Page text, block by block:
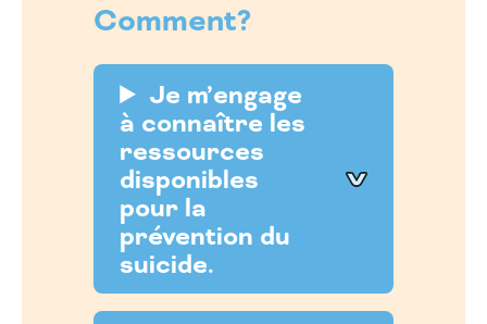
Comment?
Je m’engage
à connaître les
ressources
disponibles
pour la
prévention du
suicide.